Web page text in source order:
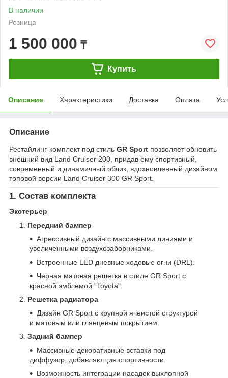
В наличии
Розница
1 500 000 ₸
Купить
Описание Характеристики Доставка Оплата
Описание
Рестайлинг-комплект под стиль GR Sport позволяет обновить
внешний вид Land Cruiser 200, придав ему спортивный,
современный и динамичный облик, вдохновленный дизайном
топовой версии Land Cruiser 300 GR Sport.
1. Состав комплекта
Экстерьер
Передний бампер
Агрессивный дизайн с массивными линиями и
увеличенными воздухозаборниками.
Встроенные LED дневные ходовые огни (DRL).
Черная матовая решетка в стиле GR Sport с
красной эмблемой "Toyota".
Решетка радиатора
Дизайн GR Sport с крупной ячеистой структурой
и матовым или глянцевым покрытием.
Задний бампер
Массивные декоративные вставки под
диффузор, добавляющие спортивности.
Возможность интеграции насадок выхлопной